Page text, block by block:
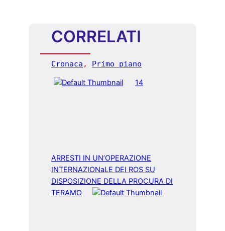
CORRELATI
Cronaca , Primo piano
14
ARRESTI IN UN’OPERAZIONE
INTERNAZIONaLE DEI ROS SU
DISPOSIZIONE DELLA PROCURA DI
TERAMO